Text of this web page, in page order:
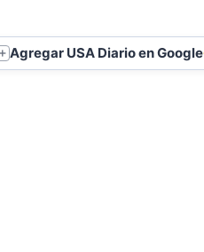
＋ Agregar USA Diario en Google